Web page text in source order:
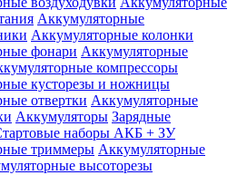
Аккумуляторные
Аккумуляторные колонки
фонари Аккумуляторные
компрессоры
кусторезы и ножницы
отвертки Аккумуляторные
Аккумуляторы Зарядные
наборы АКБ + ЗУ
триммеры Аккумуляторные
высоторезы